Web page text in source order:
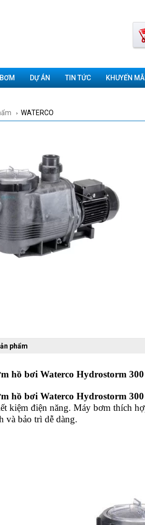
DỰ ÁN TIN TỨC KHUYẾN MÃI
WATERCO
phẩm
hồ bơi Waterco Hydrostorm
hồ bơi Waterco Hydrostorm 300
kiệm điện năng. Máy bơm thích
và bảo trì dễ dàng.